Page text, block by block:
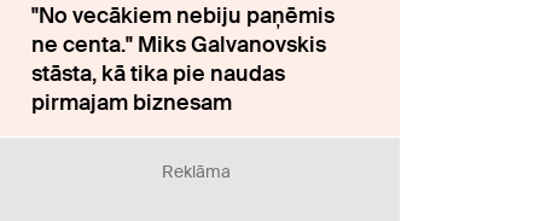
"No vecākiem nebiju paņēmis
ne centa." Miks Galvanovskis
stāsta, kā tika pie naudas
pirmajam biznesam
Reklāma